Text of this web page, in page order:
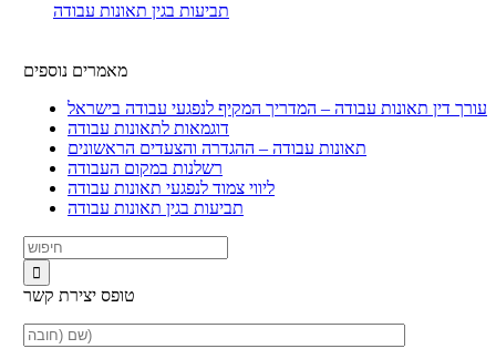
תביעות בגין תאונות עבודה
עורך דין תאונות עבודה – המדריך המקיף לנפגעי עבודה בישראל
דוגמאות לתאונות עבודה
תאונות עבודה – ההגדרה והצעדים הראשונים
רשלנות במקום העבודה
ליווי צמוד לנפגעי תאונות עבודה
תביעות בגין תאונות עבודה
טופס יצירת קשר